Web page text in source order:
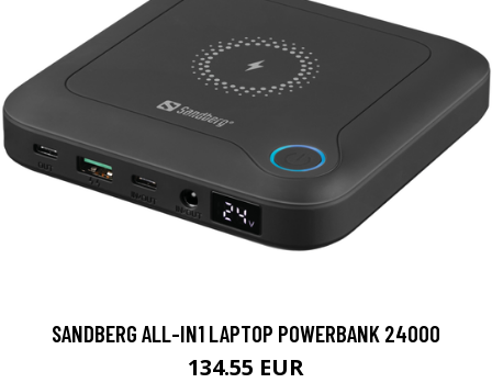
SANDBERG ALL-IN1 LAPTOP POWERBANK 24000
134.55 EUR